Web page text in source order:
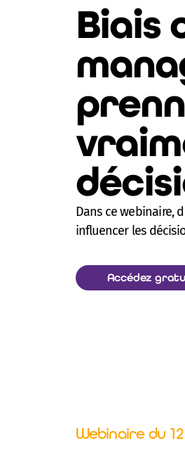
Biais
Dans ce webinaire,
influencer les
Accédez
Webinaire du